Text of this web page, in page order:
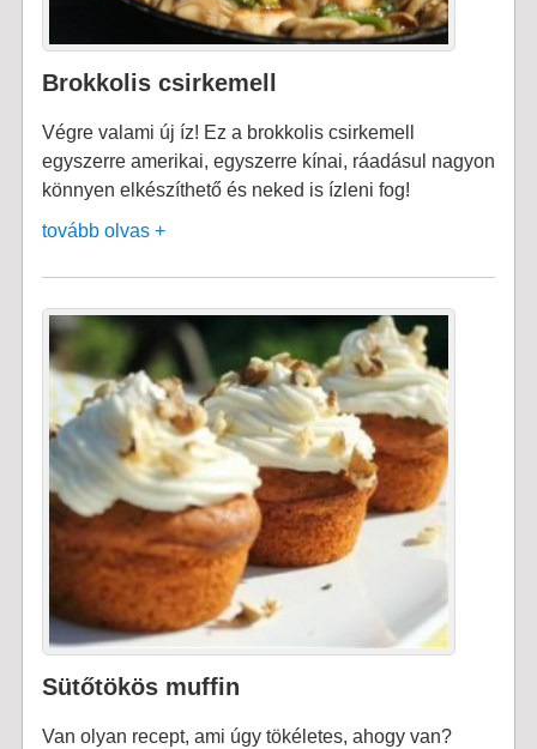
Brokkolis csirkemell
Végre valami új íz! Ez a brokkolis csirkemell
egyszerre amerikai, egyszerre kínai, ráadásul nagyon
könnyen elkészíthető és neked is ízleni fog!
tovább olvas +
Sütőtökös muffin
Van olyan recept, ami úgy tökéletes, ahogy van?